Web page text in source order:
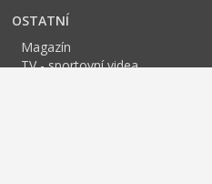
OSTATNÍ
Magazín
TV - sportovní videa